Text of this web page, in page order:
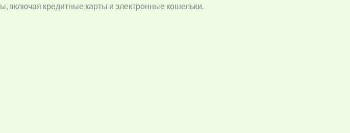
включая кредитные карты и электронные кошельки.